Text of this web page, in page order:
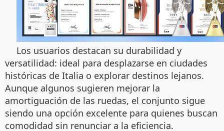
Los usuarios destacan su durabilidad y
versatilidad: ideal para desplazarse en ciudades
históricas de Italia o explorar destinos lejanos.
Aunque algunos sugieren mejorar la
amortiguación de las ruedas, el conjunto sigue
siendo una opción excelente para quienes buscan
comodidad sin renunciar a la eficiencia.